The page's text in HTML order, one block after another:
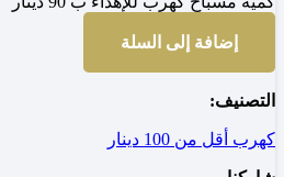
إضافة إلى السلة
التصنيف:
كهرب أقل من 100 دينار